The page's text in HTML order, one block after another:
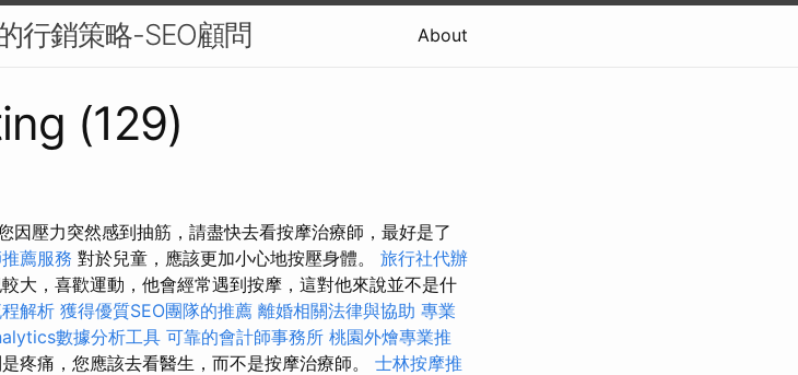
行銷策略-SEO顧問 About
(129)
因壓力突然感到抽筋，請盡快去看按摩治療師，最好是了
薦服務 對於兒童，應該更加小心地按壓身體。 旅行社代辦
大，喜歡運動，他會經常遇到按摩，這對他來說並不是什
解析 獲得優質SEO團隊的推薦 離婚相關法律與協助 專業
數據分析工具 可靠的會計師事務所 桃園外燴專業推
疼痛，您應該去看醫生，而不是按摩治療師。 士林按摩推